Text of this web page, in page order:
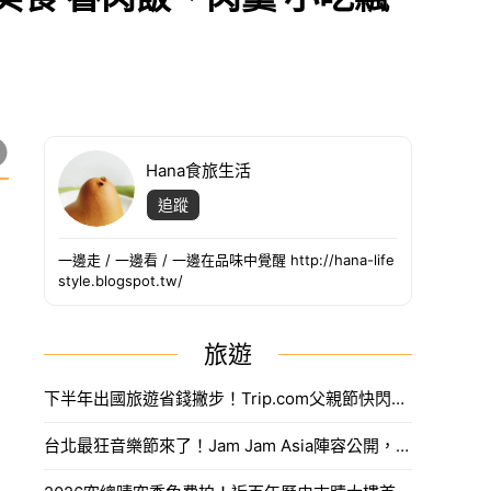
Hana食旅生活
追蹤
一邊走 / 一邊看 / 一邊在品味中覺醒 http://hana-life
style.blogspot.tw/
旅遊
下半年出國旅遊省錢撇步！Trip.com父親節快閃折抵888元限量優惠代碼搶法。
台北最狂音樂節來了！Jam Jam Asia陣容公開，限量奢華住房套票開搶。